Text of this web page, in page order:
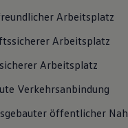
Arbeitsplatz
Arbeitsplatz
Arbeitsplatz
Verkehrsanbindung
öffentlicher